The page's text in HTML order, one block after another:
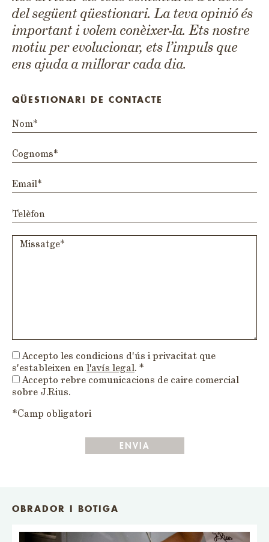
del següent qüestionari. La teva opinió és
important i volem conèixer-la. Ets nostre
motiu per evolucionar, ets l’impuls que
ens ajuda a millorar cada dia.
QÜESTIONARI DE CONTACTE
Accepto les condicions d'ús i privacitat que
s'estableixen enl'avís legal. *
Accepto rebre comunicacions de caire comercial
sobre J.Rius.
*Camp obligatori
OBRADOR I BOTIGA